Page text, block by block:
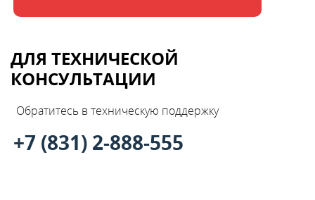
В
y
ДЛЯ ТЕХНИЧЕСКОЙ
КОНСУЛЬТАЦИИ
Обратитесь в техническую поддержку
+7 (831) 2-888-555